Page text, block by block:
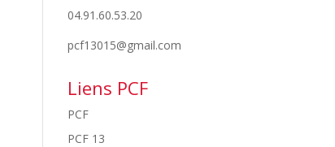
04.91.60.53.20
pcf13015@gmail.com
Liens PCF
PCF
PCF 13